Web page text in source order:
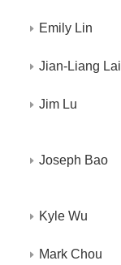
Emily Lin
Jian-Liang Lai
Jim Lu
Joseph Bao
Kyle Wu
Mark Chou